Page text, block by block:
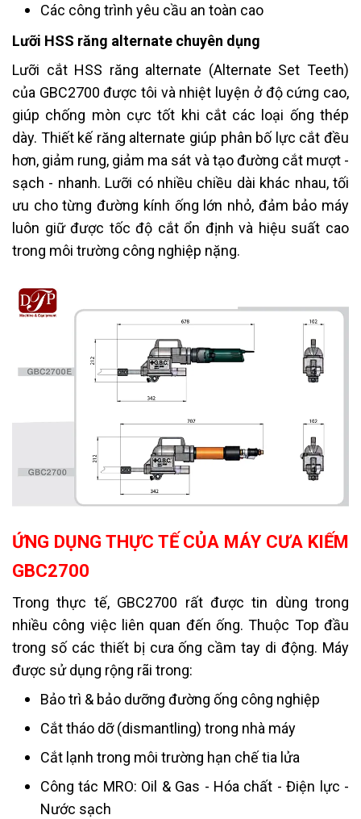
Các công trình yêu cầu an toàn cao
Lưỡi HSS răng alternate chuyên dụng
Lưỡi cắt HSS răng alternate (Alternate Set Teeth)
của GBC2700 được tôi và nhiệt luyện ở độ cứng cao,
giúp chống mòn cực tốt khi cắt các loại ống thép
dày. Thiết kế răng alternate giúp phân bố lực cắt đều
hơn, giảm rung, giảm ma sát và tạo đường cắt mượt -
sạch - nhanh. Lưỡi có nhiều chiều dài khác nhau, tối
ưu cho từng đường kính ống lớn nhỏ, đảm bảo máy
luôn giữ được tốc độ cắt ổn định và hiệu suất cao
trong môi trường công nghiệp nặng.
ỨNG DỤNG THỰC TẾ CỦA MÁY CƯA KIẾM
GBC2700
Trong thực tế, GBC2700 rất được tin dùng trong
nhiều công việc liên quan đến ống. Thuộc Top đầu
trong số các thiết bị cưa ống cầm tay di động. Máy
được sử dụng rộng rãi trong:
Bảo trì & bảo dưỡng đường ống công nghiệp
Cắt tháo dỡ (dismantling) trong nhà máy
Cắt lạnh trong môi trường hạn chế tia lửa
Công tác MRO: Oil & Gas - Hóa chất - Điện lực -
Nước sạch